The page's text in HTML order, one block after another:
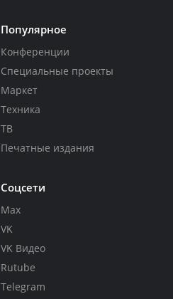
Популярное
Конференции
Специальные проекты
Маркет
Техника
ТВ
Печатные издания
Соцсети
Max
VK
VK Видео
Rutube
Telegram